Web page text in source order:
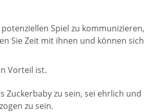
Spiel zu kommunizieren,
Sie Zeit mit ihnen und können sich
Vorteil ist.
Zuckerbaby zu sein, sei ehrlich und
zu sein.